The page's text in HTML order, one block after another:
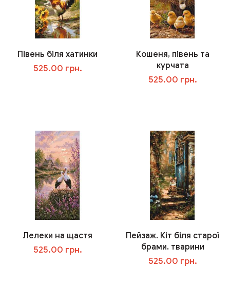
Півень біля хатинки
525.00 грн.
Кошеня, півень та
курчата
525.00 грн.
Лелеки на щастя
525.00 грн.
Пейзаж. Кіт біля старої
брами. тварини
525.00 грн.